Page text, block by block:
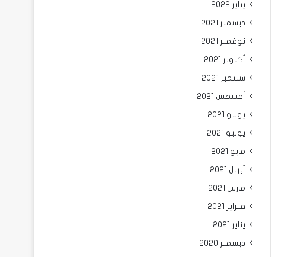
يناير 2022
ديسمبر 2021
نوفمبر 2021
أكتوبر 2021
سبتمبر 2021
أغسطس 2021
يوليو 2021
يونيو 2021
مايو 2021
أبريل 2021
مارس 2021
فبراير 2021
يناير 2021
ديسمبر 2020